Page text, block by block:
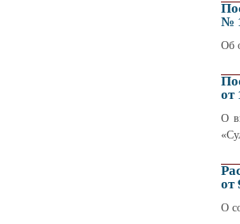
№
Об
от
О
от
О